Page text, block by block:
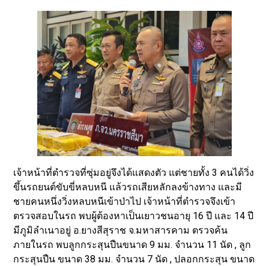
เจ้าหน้าที่ตำรวจที่ซุ่มอยู่จึงได้แสดงตัว แต่ชายทั้ง 3 คนได้วิ่ง
ขึ้นรถยนต์ขับขี่หลบหนี แล้วรถเสียหลักลงข้างทาง และมี
ชายคนหนึ่งวิ่งหลบหนีเข้าป่าไป เจ้าหน้าที่ตำรวจจึงเข้า
ตรวจสอบในรถ พบผู้ต้องหาเป็นเยาวชนอายุ 16 ปี และ 14 ปี
มีภูมิลำเนาอยู่ อ.ยางสีสุราช จ.มหาสารคาม ตรวจค้น
ภายในรถ พบลูกกระสุนปืนขนาด 9 มม. จำนวน 11 นัด , ลูก
กระสุนปืน ขนาด 38 มม. จำนวน 7 นัด , ปลอกกระสุน ขนาด